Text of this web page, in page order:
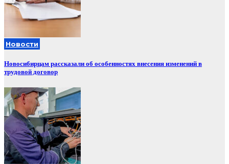
Новости
Новосибирцам рассказали об особенностях внесения изменений в
трудовой договор